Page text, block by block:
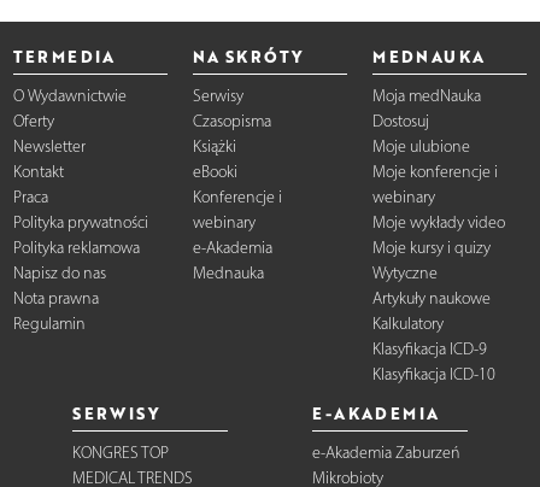
TERMEDIA
O Wydawnictwie
Oferty
Newsletter
Kontakt
Praca
Polityka prywatności
Polityka reklamowa
Napisz do nas
Nota prawna
Regulamin
NA SKRÓTY
Serwisy
Czasopisma
Książki
eBooki
Konferencje i
webinary
e-Akademia
Mednauka
MEDNAUKA
Moja medNauka
Dostosuj
Moje ulubione
Moje konferencje i
webinary
Moje wykłady video
Moje kursy i quizy
Wytyczne
Artykuły naukowe
Kalkulatory
Klasyfikacja ICD-9
Klasyfikacja ICD-10
SERWISY
KONGRES TOP
MEDICAL TRENDS
E-AKADEMIA
e-Akademia Zaburzeń
Mikrobioty